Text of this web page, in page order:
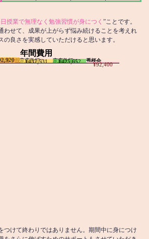
授業で無理なく勉強習慣が身につく ”ことです。
わせて、成果が上がらず悩み続けることを考えれ
良さを実感していただけると思います。
年間費用
導学院家庭教師T
¥437,531 家庭教師M
¥425,652 秀桜会
¥92,400
つけて終わりではありません。期間中に身につけ